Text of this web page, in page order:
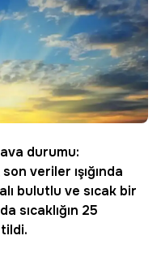
durumu:
veriler ışığında
bulutlu ve sıcak bir
sıcaklığın 25